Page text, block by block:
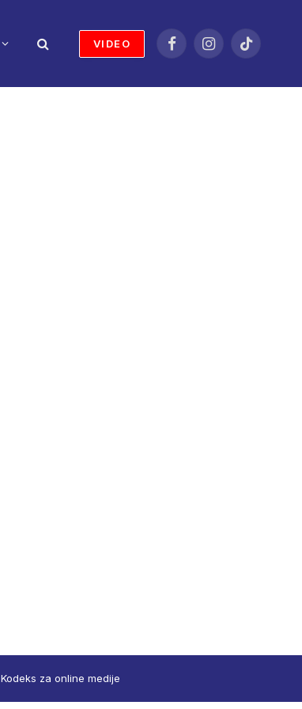
VIDEO
FacebookInstagramTikTok
Kodeks za online medije